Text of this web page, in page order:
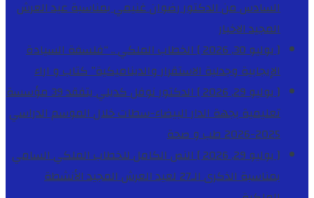
السادس من الدكتور رضوان غنيمي بمناسبة عيد العرش
المجيدالاخبار
[ يوليو 30, 2026 ]
الخطاب الملكي .. “فلسفة السيادة
الإيجابية وجدلية الاستقرار والديناميكية”كتاب و اراء
[ يوليو 29, 2026 ]
الدكتور نوفل كديلي يتفقد 39 مؤسسة
تعليمية بجهة الدار البيضاء-سطات خلال الموسم الدراسي
2025-2026
طب و صحة
[ يوليو 29, 2026 ]
النص الكامل للخطاب الملكي السامي
بمناسبة الذكرى الـ27 لعيد العرش المجيد
الأنشطة